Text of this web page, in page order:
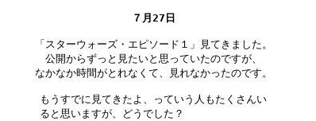
７月27日
「スターウォーズ・エピソード１」見てきました。
公開からずっと見たいと思っていたのですが、
なかなか時間がとれなくて、見れなかったのです。
もうすでに見てきたよ、っていう人もたくさんい
ると思いますが、どうでした？